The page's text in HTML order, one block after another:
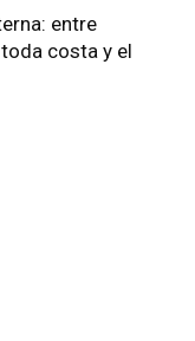
entre
costa y el